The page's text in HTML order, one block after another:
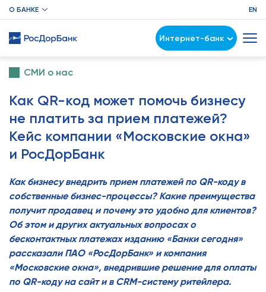
О БАНКЕ EN
Интернет-банк
СМИ о нас
Как QR-код может помочь бизнесу
не платить за прием платежей?
Кейс компании «Московские окна»
и РосДорБанк
Как бизнесу внедрить прием платежей по QR-коду в
собственные бизнес-процессы? Какие преимущества
получит продавец и почему это удобно для клиентов?
Об этом и других актуальных вопросах о
бесконтактных платежах изданию «Банки сегодня»
рассказали ПАО «РосДорБанк» и компания
«Московские окна», внедрившие решение для оплаты
по QR-коду на сайт и в CRM-систему ритейлера.